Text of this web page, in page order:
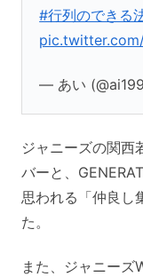
#行列のできる
— あい
ジャニーズの関西
バーと、
思われる「仲良し
た。
また、ジャニーズ